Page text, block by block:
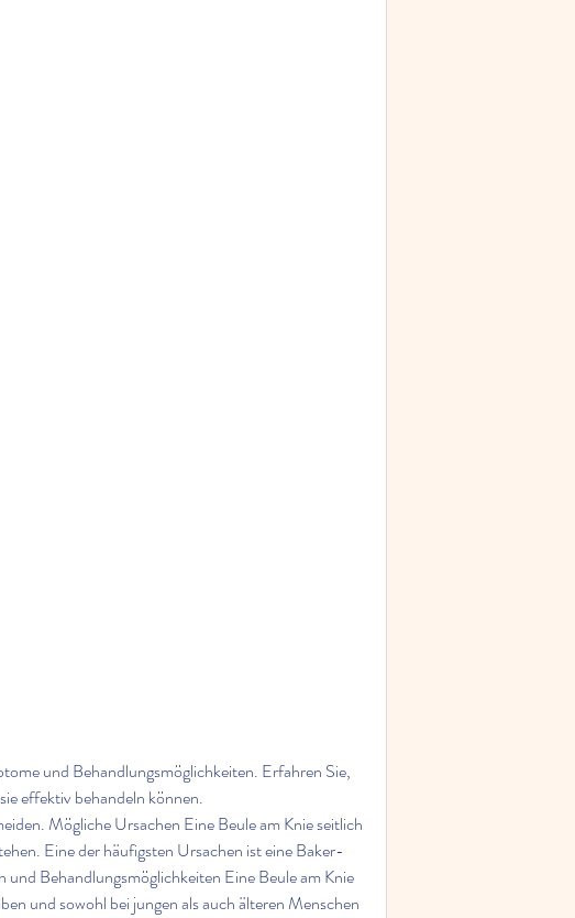
und Behandlungsmöglichkeiten. Erfahren Sie,
effektiv behandeln können.
Eine der häufigsten Ursachen ist eine Baker-
Behandlungsmöglichkeiten Eine Beule am Knie
und sowohl bei jungen als auch älteren Menschen